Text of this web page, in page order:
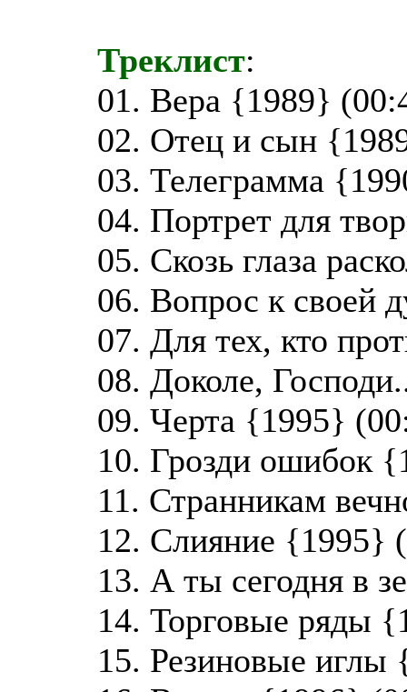
Треклист:
01. Вера {1989}
02. Отец и сын
03. Телеграмма
04. Портрет для
05. Скозь глаза
06. Вопрос к своей
07. Для тех, кто
08. Доколе,
09. Черта {1995}
10. Грозди ошибок
11. Странникам
12. Слияние {1995}
13. А ты сегодня в
14. Торговые ряды
15. Резиновые